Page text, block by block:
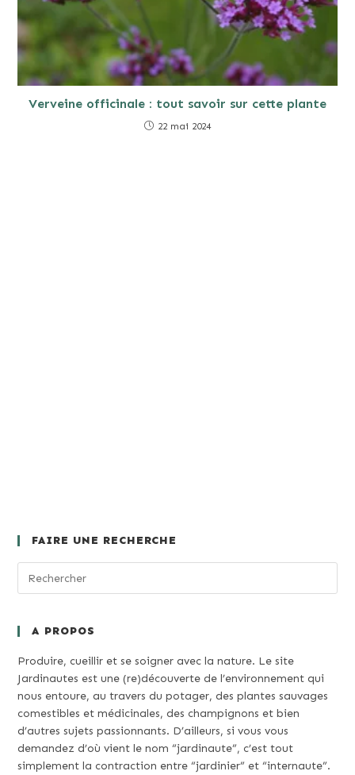
Verveine officinale : tout savoir sur cette plante
22 mai 2024
FAIRE UNE RECHERCHE
A PROPOS
Produire, cueillir et se soigner avec la nature. Le site
Jardinautes est une (re)découverte de l’environnement qui
nous entoure, au travers du potager, des plantes sauvages
comestibles et médicinales, des champignons et bien
d’autres sujets passionnants. D’ailleurs, si vous vous
demandez d’où vient le nom “jardinaute”, c’est tout
simplement la contraction entre “jardinier” et “internaute”.